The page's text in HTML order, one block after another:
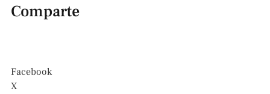
Comparte
Facebook
X